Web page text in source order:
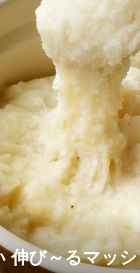
伸び～るマッ